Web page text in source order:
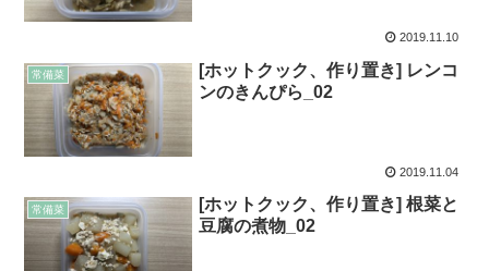
2019.11.10
常備菜
[ホットクック、作り置き] レンコ
ンのきんぴら_02
2019.11.04
常備菜
[ホットクック、作り置き] 根菜と
豆腐の煮物_02